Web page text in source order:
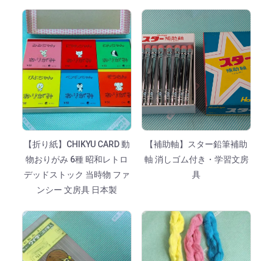
【折り紙】CHIKYU CARD 動
物おりがみ 6種 昭和レトロ
デッドストック 当時物 ファ
ンシー 文房具 日本製
【補助軸】スター鉛筆補助
軸 消しゴム付き・学習文房
具